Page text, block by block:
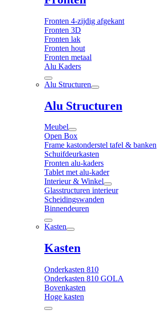
Fronten 4-zijdig afgekant
Fronten 3D
Fronten lak
Fronten hout
Fronten metaal
Alu Kaders
Alu Structuren
Alu Structuren
Meubel
Open Box
Frame kastonderstel tafel & banken
Schuifdeurkasten
Fronten alu-kaders
Tablet met alu-kader
Interieur & Winkel
Glasstructuren interieur
Scheidingswanden
Binnendeuren
Kasten
Kasten
Onderkasten 810
Onderkasten 810 GOLA
Bovenkasten
Hoge kasten